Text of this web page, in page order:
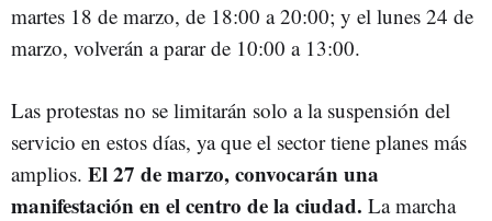
martes 18 de marzo, de 18:00 a 20:00; y el lunes 24 de
marzo, volverán a parar de 10:00 a 13:00.
Las protestas no se limitarán solo a la suspensión del
servicio en estos días, ya que el sector tiene planes más
amplios. El 27 de marzo, convocarán una
manifestación en el centro de la ciudad. La marcha